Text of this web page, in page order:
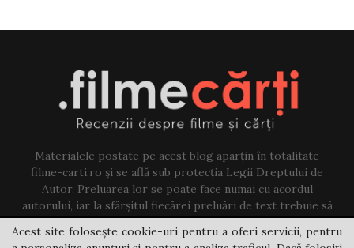
Materialele postate pe acest blog aparțin în totalitate
filme-carti.ro și se află sub protecția Legii Dreptului de
Autor. Preluarea lor se poate face numai cu acordul
autorului, iar la sfârșitul fiecărei preluări de text trebuie să
existe un link către acest blog.
Acest site folosește cookie-uri pentru a oferi servicii, pentru